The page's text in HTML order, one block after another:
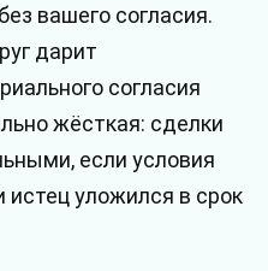
вашего согласия.
дарит
согласия
жёсткая: сделки
если условия
уложился в срок